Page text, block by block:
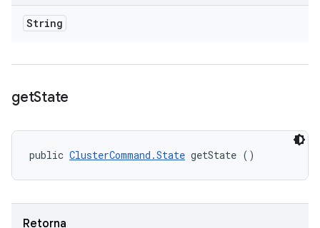
String
getState
public ClusterCommand.State getState ()
Retorna